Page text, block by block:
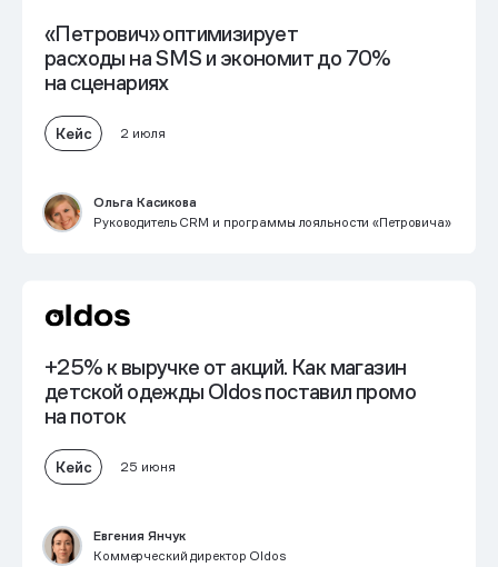
«Петрович» оптимизирует
расходы на SMS и экономит до 70%
на сценариях
Кейс 2 июля
Ольга Касикова
Руководитель CRM и программы лояльности «Петровича»
+25% к выручке от акций. Как магазин
детской одежды Oldos поставил промо
на поток
Кейс 25 июня
Евгения Янчук
Коммерческий директор Oldos